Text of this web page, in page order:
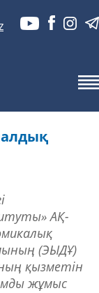
АҚ-
(ЭЫДҰ)
қызметін
жұмыс